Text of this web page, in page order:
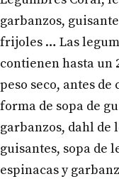
garbanzos,
frijoles … Las
contienen hasta un
peso seco, antes
forma de sopa de
garbanzos, dahl de
guisantes, sopa de
espinacas y